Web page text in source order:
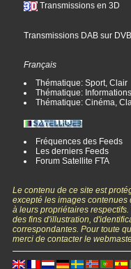
Transmissions en 3D
Transmissions DAB sur DVB
Français
Thématique: Sport, Clair
Thématique:
Thématique: Cinéma,
Fréquences des Feeds
Les derniers Feeds
Forum Satellite FTA
Le contenu de ce site est
excepté les images
à leurs propriétaires
des fins d'illustration,
correspondantes. Pour toute
merci de contacter le